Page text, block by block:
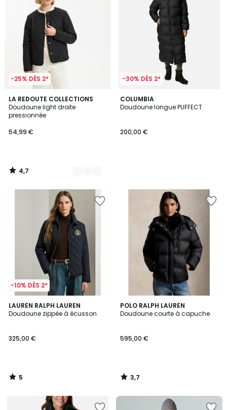
-25% DÈS 2*
LA REDOUTE COLLECTIONS
Doudoune light droite
pressionnée
54,99 €
4,7
/ 5
2
Couleurs
4,7
/
-30% DÈS 2*
COLUMBIA
Doudoune longue PUFFECT
200,00 €
-10% DÈS 2*
LAUREN RALPH LAUREN
Doudoune zippée à écusson
325,00 €
5
/
5
/
POLO RALPH LAUREN
Doudoune courte à capuche
595,00 €
3,7
/ 5
3,7
/